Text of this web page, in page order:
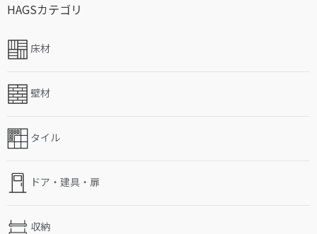
HAGSカテゴリ
床材
壁材
タイル
ドア・建具・扉
収納